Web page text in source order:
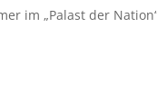
im „Palast der